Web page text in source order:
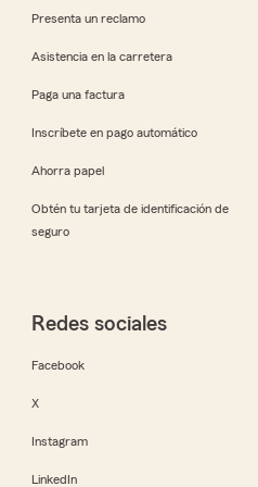
Presenta un reclamo
Asistencia en la carretera
Paga una factura
Inscríbete en pago automático
Ahorra papel
Obtén tu tarjeta de identificación de
seguro
Redes sociales
Facebook
X
Instagram
LinkedIn